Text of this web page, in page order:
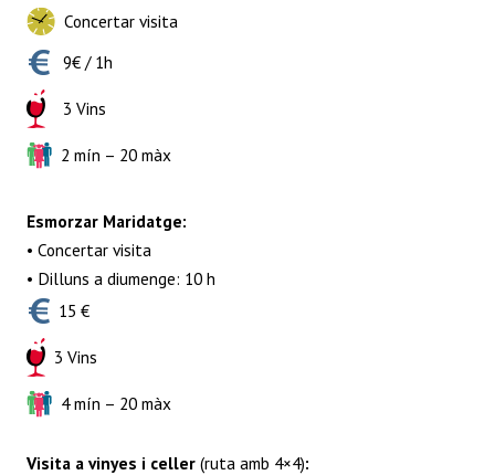
Concertar visita
9€ / 1h
3 Vins
2 mín – 20 màx
Esmorzar Maridatge:
• Concertar visita
• Dilluns a diumenge: 10 h
15 €
3 Vins
4 mín – 20 màx
Visita a vinyes i celler (ruta amb 4×4):